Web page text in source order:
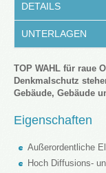
DETAILS
UNTERLAGEN
TOP WAHL für raue
Denkmalschutz
Gebäude, Gebäude
Eigenschaften
Außerordentliche
Hoch Diffusions-